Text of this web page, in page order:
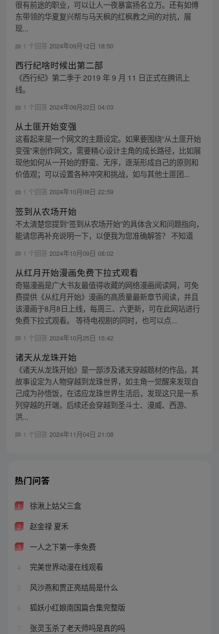
很有前途的职业，可以让人一夜暴富扬名立万。还有如傅
东带领的华夏复兴帮与马天枫的红枫教之间的对抗，展
现...
1 个回答 2024年09月12日 18:50
西行纪啥时候出第二部
《西行纪》第二季于 2019 年 9 月 11 日正式在腾讯上
线。
1 个回答 2024年09月22日 04:03
从土匪开始变强
这看起来是一个网文的主题设定。如果要围绕“从土匪开始
变强”来创作网文，需要精心设计主角的成长路径，比如展
现他如何从一开始的野蛮、无序，逐渐形成自己的原则和
价值观；可以设置各种冲突和挑战，如与其他土匪团...
1 个回答 2024年10月08日 22:59
签到从农场开始
不太清楚您提到“签到从农场开始”的具体含义和问题指向，
能请您再补充说明一下，以便我为您准确解答？ 不知道
1 个回答 2024年10月09日 08:02
从红月开始漫画免费下拉式观看
奇猫漫画是广大书友最值得收藏的网络漫画阅读网，可免
费提供《从红月开始》漫画的高质量最新章节阅读，并且
该漫画于8月8日上线，每周三、六更新，可在此网站进行
免费下拉式观看。 等待电视剧的同时，也可以点...
1 个回答 2024年10月25日 15:42
诸天从龙珠开始
《诸天从龙珠开始》是一部涉及诸天穿越题材的作品，其
故事设定为人物穿越到龙珠世界，如主角一觉醒来发现自
己成为孙悟饭，在适应龙珠世界生活后，发现这只是一系
列穿越的开端，后续还会穿越到圣斗士、漫威、西游、
洪...
1 个回答 2024年11月04日 21:08
热门问答
1 徐湫上姑父三盒
2 赵金禄 夏禾
3 一人之下第一季免费
4 完美世界动漫在线观看
5 风沙燕和贾正亮结局是什么
6 狐妖小红娘南国篇合集完整版
7 张灵玉杀了老天师吗是真的吗